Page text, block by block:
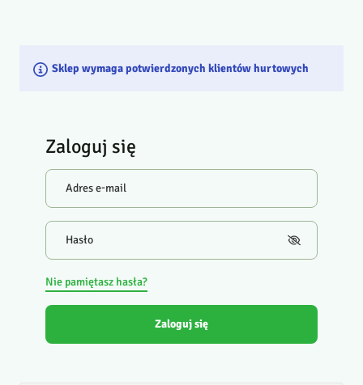
Sklep wymaga potwierdzonych klientów hurtowych
Zaloguj się
Adres e-mail
Hasło
Nie pamiętasz hasła?
Zaloguj się